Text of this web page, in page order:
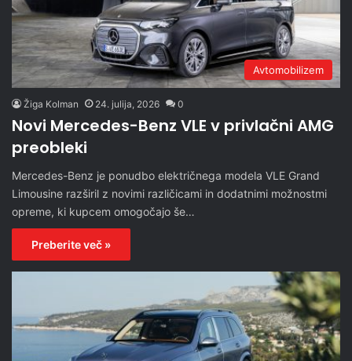
Avtomobilizem
Žiga Kolman 24. julija, 2026 0
Novi Mercedes-Benz VLE v privlačni AMG
preobleki
Mercedes-Benz je ponudbo električnega modela VLE Grand
Limousine razširil z novimi različicami in dodatnimi možnostmi
opreme, ki kupcem omogočajo še…
Preberite več »